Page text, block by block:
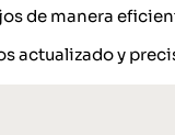
de manera
actualizado y